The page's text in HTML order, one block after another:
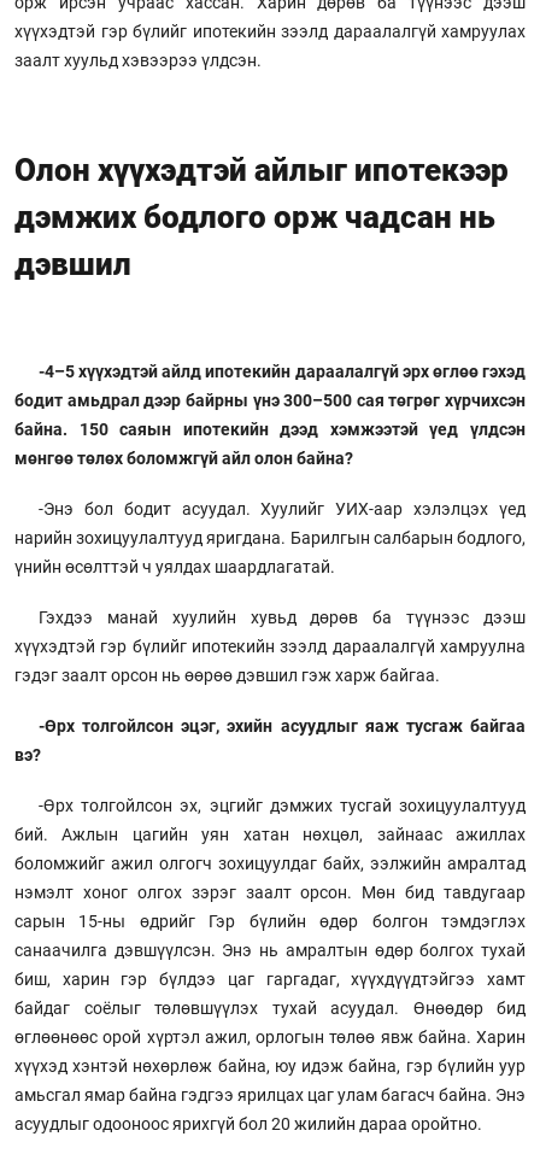
хүүхэдтэй гэр бүлийг ипотекийн зээлд дараалалгүй хамруулах
заалт хуульд хэвээрээ үлдсэн.
Олон хүүхэдтэй айлыг ипотекээр
дэмжих бодлого орж чадсан нь
дэвшил
-4–5 хүүхэдтэй айлд ипотекийн дараалалгүй эрх өглөө гэхэд
бодит амьдрал дээр байрны үнэ 300–500 сая төгрөг хүрчихсэн
байна. 150 саяын ипотекийн дээд хэмжээтэй үед үлдсэн
мөнгөө төлөх боломжгүй айл олон байна?
-Энэ бол бодит асуудал. Хуулийг УИХ-аар хэлэлцэх үед
нарийн зохицуулалтууд яригдана. Барилгын салбарын бодлого,
үнийн өсөлттэй ч уялдах шаардлагатай.
Гэхдээ манай хуулийн хувьд дөрөв ба түүнээс дээш
хүүхэдтэй гэр бүлийг ипотекийн зээлд дараалалгүй хамруулна
гэдэг заалт орсон нь өөрөө дэвшил гэж харж байгаа.
-Өрх толгойлсон эцэг, эхийн асуудлыг яаж тусгаж байгаа
вэ?
-Өрх толгойлсон эх, эцгийг дэмжих тусгай зохицуулалтууд
бий. Ажлын цагийн уян хатан нөхцөл, зайнаас ажиллах
боломжийг ажил олгогч зохицуулдаг байх, ээлжийн амралтад
нэмэлт хоног олгох зэрэг заалт орсон. Мөн бид тавдугаар
сарын 15-ны өдрийг Гэр бүлийн өдөр болгон тэмдэглэх
санаачилга дэвшүүлсэн. Энэ нь амралтын өдөр болгох тухай
биш, харин гэр бүлдээ цаг гаргадаг, хүүхдүүдтэйгээ хамт
байдаг соёлыг төлөвшүүлэх тухай асуудал. Өнөөдөр бид
өглөөнөөс орой хүртэл ажил, орлогын төлөө явж байна. Харин
хүүхэд хэнтэй нөхөрлөж байна, юу идэж байна, гэр бүлийн уур
амьсгал ямар байна гэдгээ ярилцах цаг улам багасч байна. Энэ
асуудлыг одооноос ярихгүй бол 20 жилийн дараа оройтно.